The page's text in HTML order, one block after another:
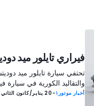
فيراري تايلور ميد
تحتفي سيارة تايلور ميد
والتقاليد الكورية في سيارة
أخبار موتور١ - 20 يناير/كانون الثاني